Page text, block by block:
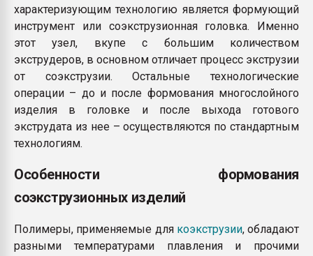
характеризующим технологию является формующий
инструмент или соэкструзионная головка. Именно
этот узел, вкупе с большим количеством
экструдеров, в основном отличает процесс экструзии
от соэкструзии. Остальные технологические
операции – до и после формования многослойного
изделия в головке и после выхода готового
экструдата из нее – осуществляются по стандартным
технологиям.
Особенности формования
соэкструзионных изделий
Полимеры, применяемые для коэкструзии, обладают
разными температурами плавления и прочими